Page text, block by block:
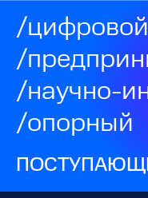
/цифровой
/
/научно-
/опорный